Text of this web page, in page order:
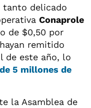
tanto delicado
Conaprole
de $0,50 por
remitido
de este año, lo
5 millones de
la Asamblea de